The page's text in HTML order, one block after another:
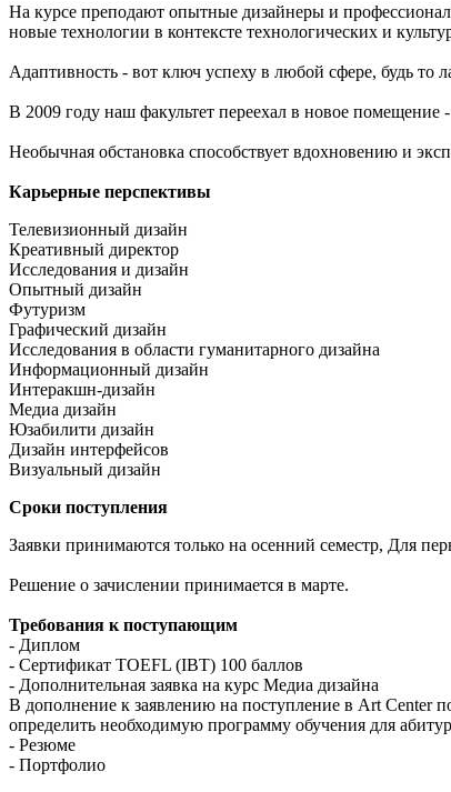
На курсе преподают опытные дизайнеры и
новые технологии в контексте технологических и
Адаптивность - вот ключ успеху в любой сфере, будь то
В 2009 году наш факультет переехал в новое
Необычная обстановка способствует вдохновению и
Карьерные перспективы
Телевизионный дизайн
Креативный директор
Исследования и дизайн
Опытный дизайн
Футуризм
Графический дизайн
Исследования в области гуманитарного дизайна
Информационный дизайн
Интеракшн-дизайн
Медиа дизайн
Юзабилити дизайн
Дизайн интерфейсов
Визуальный дизайн
Сроки поступления
Заявки принимаются только на осенний семестр, Для
Решение о зачислении принимается в марте.
Требования к поступающим
- Диплом
- Сертификат TOEFL (IBT) 100 баллов
- Дополнительная заявка на курс Медиа дизайна
В дополнение к заявлению на поступление в Art Center
определить необходимую программу обучения для
- Резюме
- Портфолио